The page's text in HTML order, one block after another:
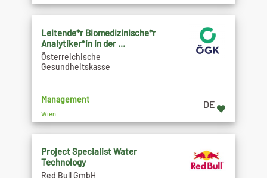
Leitende*r Biomedizinische*r
Analytiker*in in der ...
Österreichische
Gesundheitskasse
Management
Wien
DE
Project Specialist Water
Technology
Red Bull GmbH